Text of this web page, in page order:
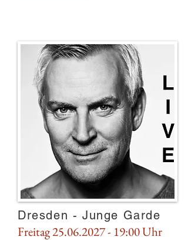
Dresden - Junge Garde
Freitag25.06.2027 - 19:00 Uhr